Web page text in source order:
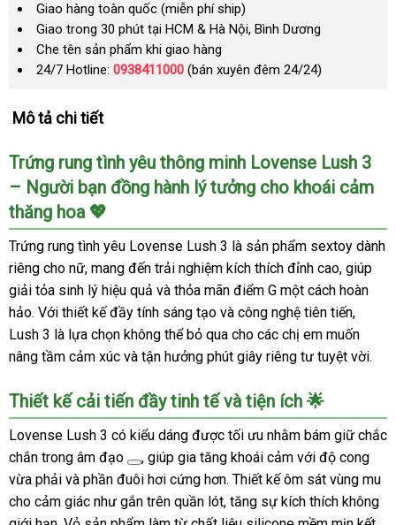
Giao hàng toàn quốc (miễn phí ship)
Giao trong 30 phút tại HCM & Hà Nội, Bình Dương
Che tên sản phẩm khi giao hàng
24/7 Hotline: 0938411000 (bán xuyên đêm 24/24)
Mô tả chi tiết
Trứng rung tình yêu thông minh Lovense Lush 3
– Người bạn đồng hành lý tưởng cho khoái cảm
thăng hoa 💖
Trứng rung tình yêu Lovense Lush 3 là sản phẩm sextoy dành
riêng cho nữ, mang đến trải nghiệm kích thích đỉnh cao, giúp
giải tỏa sinh lý hiệu quả và thỏa mãn điểm G một cách hoàn
hảo. Với thiết kế đầy tính sáng tạo và công nghệ tiên tiến,
Lush 3 là lựa chọn không thể bỏ qua cho các chị em muốn
nâng tầm cảm xúc và tận hưởng phút giây riêng tư tuyệt vời.
Thiết kế cải tiến đầy tinh tế và tiện ích 🌟
Lovense Lush 3 có kiểu dáng được tối ưu nhằm bám giữ chắc
chắn trong âm đạo
, giúp gia tăng khoái cảm với độ cong
vừa phải và phần đuôi hơi cứng hơn. Thiết kế ôm sát vùng mu
cho cảm giác như gắn trên quần lót, tăng sự kích thích không